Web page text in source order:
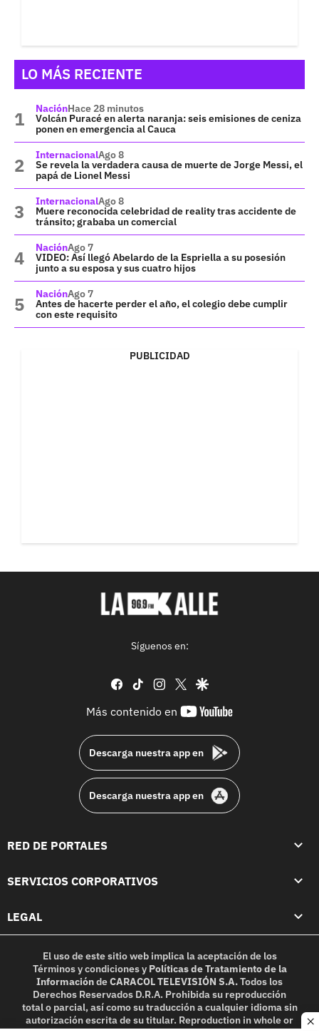
LO MÁS RECIENTE
NaciónHace 28 minutos
Volcán Puracé en alerta naranja: seis emisiones de ceniza
ponen en emergencia al Cauca
InternacionalAgo 8
Se revela la verdadera causa de muerte de Jorge Messi, el
papá de Lionel Messi
InternacionalAgo 8
Muere reconocida celebridad de reality tras accidente de
tránsito; grababa un comercial
NaciónAgo 7
VIDEO: Así llegó Abelardo de la Espriella a su posesión
junto a su esposa y sus cuatro hijos
NaciónAgo 7
Antes de hacerte perder el año, el colegio debe cumplir
con este requisito
PUBLICIDAD
Síguenos en:
facebook
tiktok instagram
twittergoogle
Más contenido en
youtube-
Descarga nuestra app en
Descarga nuestra app en
RED DE PORTALES
SERVICIOS CORPORATIVOS
LEGAL
El uso de este sitio web implica la aceptación de los
Términos y condicionesy Políticas de Tratamiento de la
InformacióndeCARACOL TELEVISIÓN S.A.Todos los
Derechos Reservados D.R.A. Prohibida su reproducción
total o parcial, así como su traducción a cualquier idioma sin
autorización escrita de su titular. Reproduction in whole or